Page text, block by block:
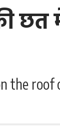
छत
the